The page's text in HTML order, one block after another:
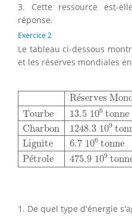
3. Cette ressource est-
réponse.
Exercice 2
Le tableau ci-dessous
et les réserves mondiales
Réserves
Tourbe
13.5 106 tonne
Charbon
1248.3 109
Lignite
6.7 106 tonne
Pétrole 475.9 109
Réserves Mondiales
1. De quel type d'énergie